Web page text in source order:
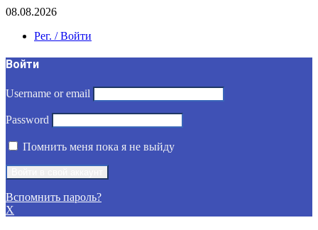
08.08.2026
Рег. / Войти
Войти
Username or email
Password
Помнить меня пока я не выйду
Вспомнить пароль?
X